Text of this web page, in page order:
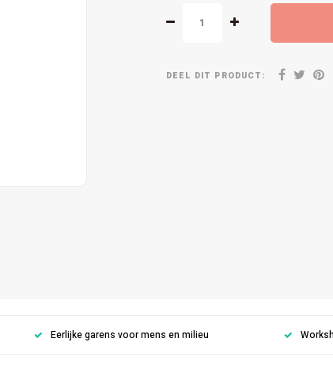
DEEL DIT PRODUCT:
Eerlijke garens voor mens en milieu